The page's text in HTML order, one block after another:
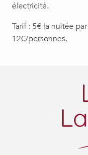
électricité.
Tarif : 5€ la nuitée
12€/personnes.